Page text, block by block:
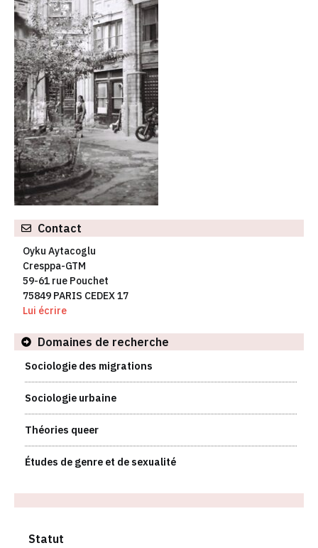
Contact
Oyku Aytacoglu
Cresppa-GTM
59-61 rue Pouchet
75849 PARIS CEDEX 17
Lui écrire
Domaines de recherche
Sociologie des migrations
Sociologie urbaine
Théories queer
Études de genre et de sexualité
Statut